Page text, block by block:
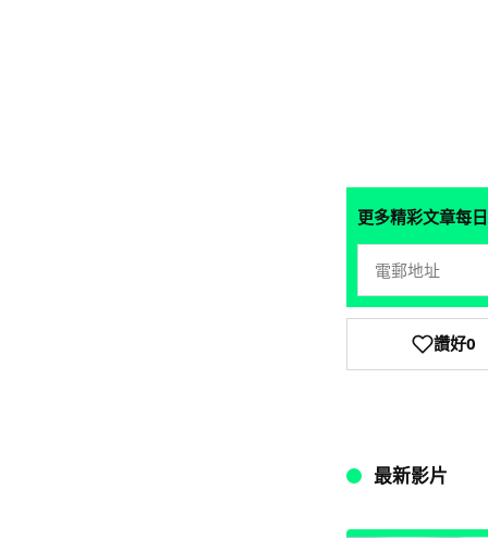
更多精彩文章每
讚好0
最新影片